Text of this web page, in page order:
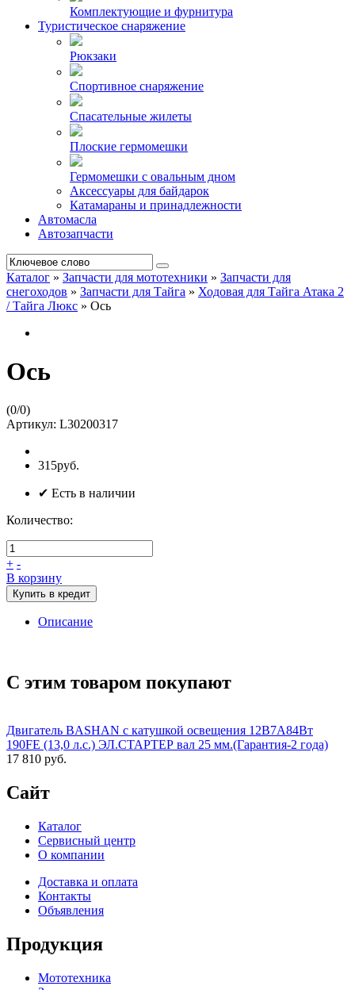
Комплектующие и фурнитура
Туристическое снаряжение
Рюкзаки
Спортивное снаряжение
Спасательные жилеты
Плоские гермомешки
Гермомешки с овальным дном
Аксессуары для байдарок
Катамараны и принадлежности
Автомасла
Автозапчасти
Каталог » Запчасти для мототехники » Запчасти для
снегоходов » Запчасти для Тайга » Ходовая для Тайга Атака 2
/ Тайга Люкс » Ось
Ось
(0/0)
Артикул: L30200317
315руб.
✔ Есть в наличии
Количество:
+ -
В корзину
Купить в кредит
Описание
С этим товаром покупают
Двигатель BASHAN с катушкой освещения 12В7А84Вт
190FE (13,0 л.с.) ЭЛ.СТАРТЕР вал 25 мм.(Гарантия-2 года)
17 810 руб.
Сайт
Каталог
Сервисный центр
О компании
Доставка и оплата
Контакты
Объявления
Продукция
Мототехника